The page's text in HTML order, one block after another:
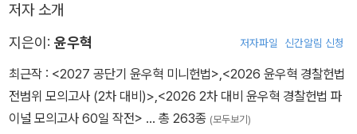
저자 소개
지은이: 윤우혁 저자파일 신간알림 신청
최근작 : <2027 공단기 윤우혁 미니헌법>,<2026 윤우혁 경찰헌법
전범위 모의고사 (2차 대비)>,<2026 2차 대비 윤우혁 경찰헌법 파
이널 모의고사 60일 작전> … 총 263종 (모두보기)